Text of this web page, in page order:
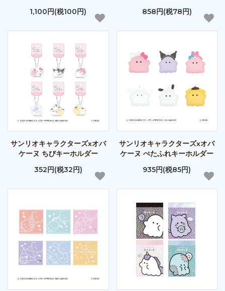
1,100円(税100円) 858円(税78円)
サンリオキャラクターズxオバ
ケーヌ ちびキーホルダー
352円(税32円)
サンリオキャラクターズxオバ
ケーヌ ぺたふれキーホルダー
935円(税85円)